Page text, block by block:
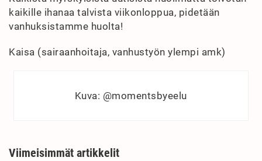
kaikille ihanaa talvista viikonloppua, pidetään
vanhuksistamme huolta!
Kaisa (sairaanhoitaja, vanhustyön ylempi amk)
Kuva: @momentsbyeelu
Viimeisimmät artikkelit